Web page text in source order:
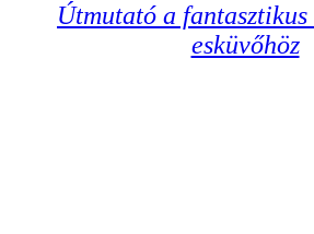
Útmutató a
esküvőhöz​